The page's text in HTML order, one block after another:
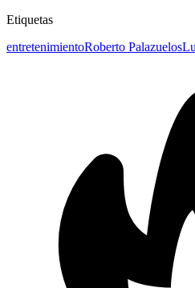
Etiquetas
entretenimientoRoberto Palazuelos